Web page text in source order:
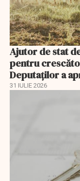
Ajutor de stat
pentru
Deputaților a
31 IULIE 2026